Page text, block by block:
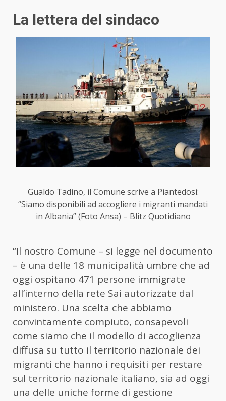
La lettera del sindaco
Gualdo Tadino, il Comune scrive a Piantedosi:
“Siamo disponibili ad accogliere i migranti mandati
in Albania” (Foto Ansa) – Blitz Quotidiano
“Il nostro Comune – si legge nel documento
– è una delle 18 municipalità umbre che ad
oggi ospitano 471 persone immigrate
all’interno della rete Sai autorizzate dal
ministero. Una scelta che abbiamo
convintamente compiuto, consapevoli
come siamo che il modello di accoglienza
diffusa su tutto il territorio nazionale dei
migranti che hanno i requisiti per restare
sul territorio nazionale italiano, sia ad oggi
una delle uniche forme di gestione